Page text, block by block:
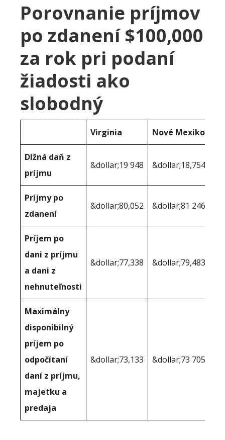
Porovnanie príjmov
po zdanení $100,000
za rok pri podaní
žiadosti ako
slobodný
Virginia Nové Mexiko
Dlžná daň z
príjmu
&dollar;19 948 &dollar;18,754
Príjmy po
zdanení
&dollar;80,052 &dollar;81 246
Príjem po
dani z príjmu
a dani z
nehnuteľnosti
&dollar;77,338 &dollar;79,483
Maximálny
disponibilný
príjem po
odpočítaní
daní z príjmu,
majetku a
predaja
&dollar;73,133 &dollar;73 705